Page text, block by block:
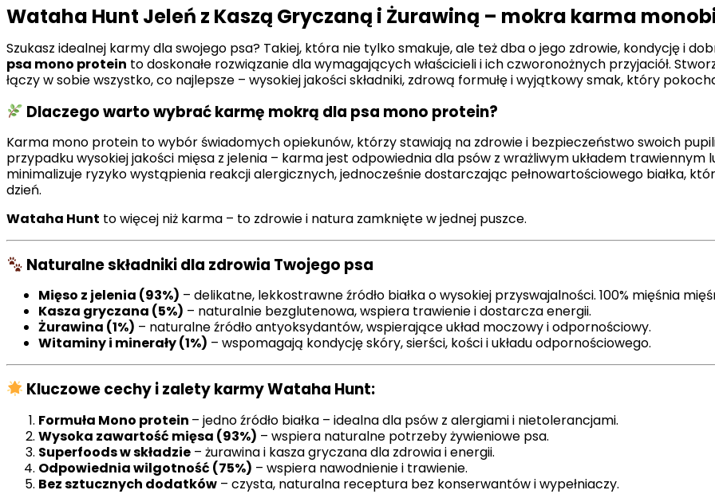
Wataha Hunt Jeleń z Kaszą Gryczaną i Żurawiną – mokra karma
Szukasz idealnej karmy dla swojego psa? Takiej, która nie tylko smakuje, ale też dba o jego zdrowie, kondycję i
psa mono protein to doskonałe rozwiązanie dla wymagających właścicieli i ich czworonożnych przyjaciół.
łączy w sobie wszystko, co najlepsze – wysokiej jakości składniki, zdrową formułę i wyjątkowy smak, który
Dlaczego warto wybrać karmę mokrą dla psa mono protein?
Karma mono protein to wybór świadomych opiekunów, którzy stawiają na zdrowie i bezpieczeństwo swoich
przypadku wysokiej jakości mięsa z jelenia – karma jest odpowiednia dla psów z wrażliwym układem
minimalizuje ryzyko wystąpienia reakcji alergicznych, jednocześnie dostarczając pełnowartościowego białka,
dzień.
Wataha Hunt to więcej niż karma – to zdrowie i natura zamknięte w jednej puszce.
Naturalne składniki dla zdrowia Twojego psa
Mięso z jelenia (93%) – delikatne, lekkostrawne źródło białka o wysokiej przyswajalności. 100% mięśnia
Kasza gryczana (5%) – naturalnie bezglutenowa, wspiera trawienie i dostarcza energii.
Żurawina (1%) – naturalne źródło antyoksydantów, wspierające układ moczowy i odpornościowy.
Witaminy i minerały (1%) – wspomagają kondycję skóry, sierści, kości i układu odpornościowego.
Kluczowe cechy i zalety karmy Wataha Hunt:
Formuła Mono protein – jedno źródło białka – idealna dla psów z alergiami i nietolerancjami.
Wysoka zawartość mięsa (93%) – wspiera naturalne potrzeby żywieniowe psa.
Superfoods w składzie – żurawina i kasza gryczana dla zdrowia i energii.
Odpowiednia wilgotność (75%) – wspiera nawodnienie i trawienie.
Bez sztucznych dodatków – czysta, naturalna receptura bez konserwantów i wypełniaczy.
Statystyczne pliki cookie pomagają właścicielem stron internetowych zrozumieć, w jaki sposób różni
gromadząc i zgłaszając anonimowe informacje.
Marketing
Marketingowe pliki cookie stosowane są w celu śledzenia użytkowników na stronach internetowych. Celem
istotne i interesujące dla poszczególnych użytkowników i tym samym bardziej cenne dla wydawców i
Nieklasyfikowane pliki cookie, to pliki, które są w procesie klasyfikowania, wraz z dostawcami
Odrzuć